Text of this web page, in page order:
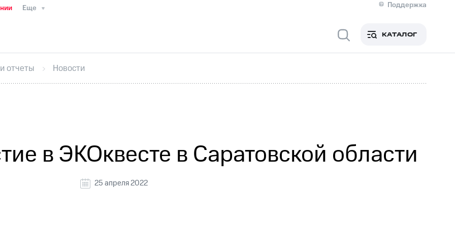
Еще
Поддержка
Медиа-центр
ИнтервьюФинансовая отчетностьКонтактыНовости в регионе
секретарьРаскрытие информации
кабинет акционераАкционерный капиталКонтроль и аудитРынок акций
КАТАЛОГ
отчеты Новости
в ЭКОквесте в Саратовской области
25 апреля 2022